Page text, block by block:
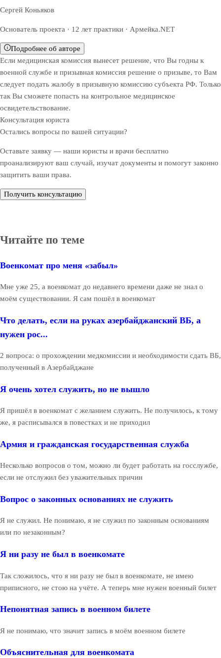
Сергей Коньяков
Основатель проекта · 12 лет практики · Армейка.NET
Подробнее об авторе
Если медицинская комиссия вынесет решение, что Вы годны к
военной службе и призывная комиссия решение о призыве, то Вам
следует подать жалобу в призывную комиссию субъекта РФ. Только
так Вы сможете попасть на контрольное медицинское
освидетельствование.
Консультация юриста
Остались вопросы по вашей ситуации?
Оставьте заявку — наши юристы и врачи бесплатно
проанализируют ваш случай, изучат документы и помогут законно
защитить ваши права.
Получить консультацию
Читайте по теме
Военкомат про меня «забыл»
Мне уже 25, а военкомат до недавнего времени даже не знал о
моём существовании. Я сам пошёл в военкомат
Что делать, если на руках азербайджанский ВБ, а
нужен рос...
2 вопроса: о прохождении медкомиссии и необходимости сдать ВБ,
полученный в Азербайджане
Я очень хотел служить, но не вышло
Я пришёл в военкомат с желанием служить. Не получилось, к тому
же, я расписывался в повестках и не приходил
Армия и гражданская государственная служба
Несколько вопросов о том, можно ли будет работать на госслужбе,
если не отслужил без уважительных причин
Вопрос о законных основаниях не служить
Я не служил. Не понимаю, я не служил по законным основаниям
или по незаконным?
Я ни разу не был в военкомате
Так сложилось, что я ни разу не был в военкомате, не имею
приписного, не стою на учёте. А теперь мне нужен военный билет
Непонятная запись в военном билете
Я не понимаю, что значит запись в моём военном билете
Объяснительная для военкомата